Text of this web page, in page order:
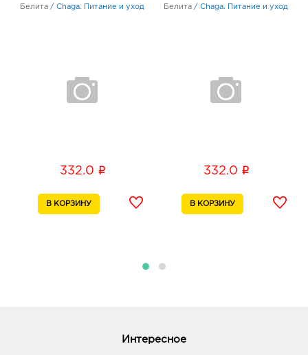
Белита / Chaga. Питание и уход
332.0 i
Белита / Chaga. Питание и уход
332.0 i
Интересное